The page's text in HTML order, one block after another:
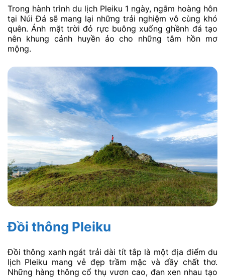
Trong hành trình du lịch Pleiku 1 ngày, ngắm hoàng hôn
tại Núi Đá sẽ mang lại những trải nghiệm vô cùng khó
quên. Ánh mặt trời đỏ rực buông xuống ghềnh đá tạo
nên khung cảnh huyền ảo cho những tâm hồn mơ
mộng.
Đồi thông Pleiku
Đồi thông xanh ngát trải dài tít tắp là một địa điểm du
lịch Pleiku mang vẻ đẹp trầm mặc và đầy chất thơ.
Những hàng thông cổ thụ vươn cao, đan xen nhau tạo